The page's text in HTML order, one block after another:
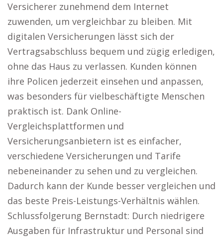
Versicherer zunehmend dem Internet
zuwenden, um vergleichbar zu bleiben. Mit
digitalen Versicherungen lässt sich der
Vertragsabschluss bequem und zügig erledigen,
ohne das Haus zu verlassen. Kunden können
ihre Policen jederzeit einsehen und anpassen,
was besonders für vielbeschäftigte Menschen
praktisch ist. Dank Online-
Vergleichsplattformen und
Versicherungsanbietern ist es einfacher,
verschiedene Versicherungen und Tarife
nebeneinander zu sehen und zu vergleichen.
Dadurch kann der Kunde besser vergleichen und
das beste Preis-Leistungs-Verhältnis wählen.
Schlussfolgerung Bernstadt: Durch niedrigere
Ausgaben für Infrastruktur und Personal sind